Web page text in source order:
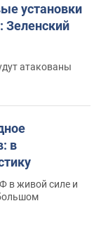
установки
Зеленский
атакованы
в
в живой силе и